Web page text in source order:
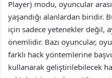
Player) modu, oyuncular
yaşandığı alanlardan biridir.
için sadece yetenekler değil,
önemlidir. Bazı oyuncular,
farklı hack yöntemlerine
kullanarak geliştirilebilecek